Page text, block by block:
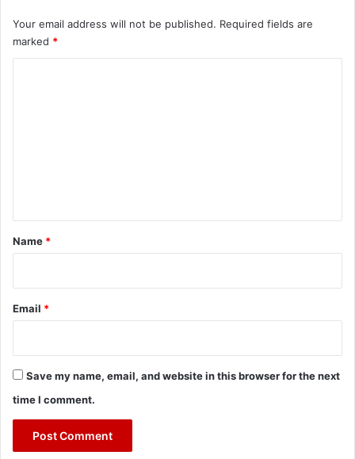
Your email address will not be published. Required fields are
marked *
*
Name *
Email *
Save my name, email, and website in this browser for the next
time I comment.